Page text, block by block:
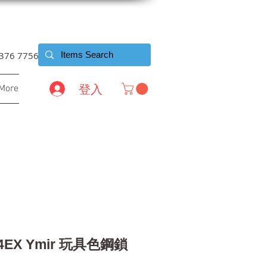
7756
登入
Ymir 玩具色鋼鎖